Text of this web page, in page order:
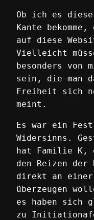
Ob ich es
Kante
auf diese
Vielleicht
besonders von
sein, die man
Freiheit sich
meint.
Es war ein Fest
Widersinns.
hat Familie K,
den Reizen
direkt an einer
überzeugen
es haben sich
zu